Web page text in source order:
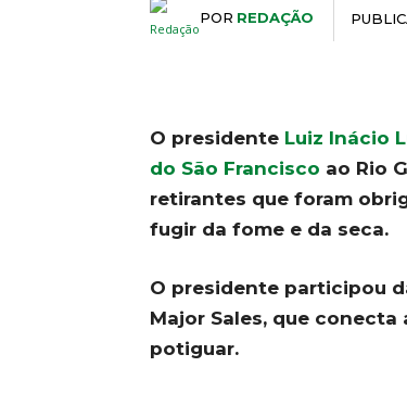
POR REDAÇÃO
O presidente Luiz Inácio
do São Francisco ao Rio
retirantes que foram
fugir da fome e da seca.
O presidente participou
Major Sales, que conecta
potiguar.